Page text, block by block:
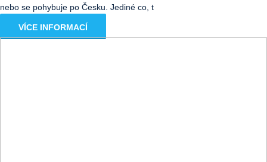
nebo se pohybuje po Česku. Jediné co, t
VÍCE INFORMACÍ